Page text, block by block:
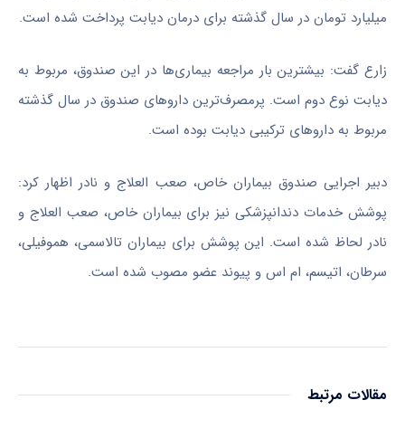
میلیارد تومان در سال گذشته برای درمان دیابت پرداخت شده است.
زارع گفت: بیشترین بار مراجعه بیماری‌ها در این صندوق، مربوط به
دیابت نوع دوم است. پرمصرف‌ترین داروهای صندوق در سال گذشته
مربوط به داروهای ترکیبی دیابت بوده است.
دبیر اجرایی صندوق بیماران خاص، صعب العلاج و نادر اظهار کرد:
پوشش خدمات دندانپزشکی نیز برای بیماران خاص، صعب العلاج و
نادر لحاظ شده است. این پوشش برای بیماران تالاسمی، هموفیلی،
سرطان، اتیسم، ام اس و پیوند عضو مصوب شده است.
مقالات مرتبط